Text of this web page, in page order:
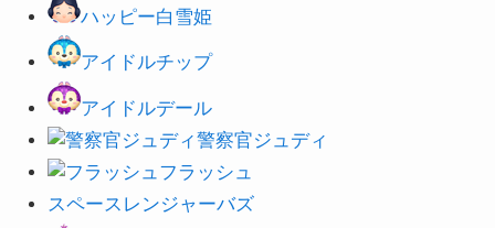
ハッピー白雪姫
アイドルチップ
アイドルデール
警察官ジュディ
フラッシュ
スペースレンジャーバズ